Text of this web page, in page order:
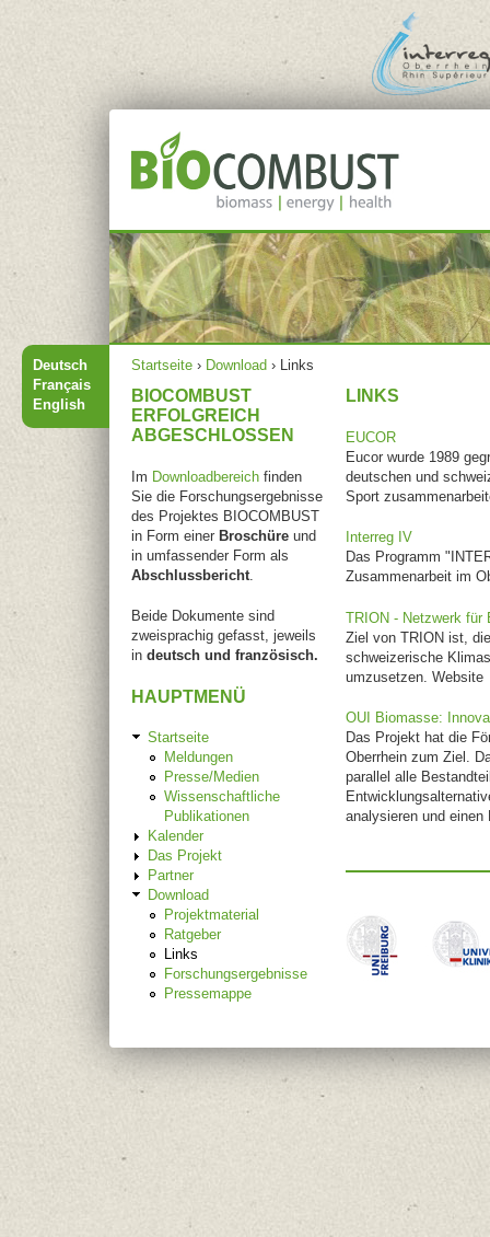
Jump to navigation
Sie sind hier
Startseite › Download › Links
LINKS
EUCOR
Eucor wurde 1989
deutschen und
Sport
Interreg IV
Das Programm
Zusammenarbeit im
TRION - Netzwerk für
Ziel von TRION ist,
schweizerische
umzusetzen. Website
OUI Biomasse:
Das Projekt hat die
Oberrhein zum Ziel.
parallel alle
analysieren und
BIOCOMBUST
ERFOLGREICH
ABGESCHLOSSEN
Im Downloadbereich finden
Sie die Forschungsergebnisse
des Projektes BIOCOMBUST
in Form einer Broschüre und
in umfassender Form als
Abschlussbericht
Beide Dokumente sind
zweisprachig gefasst, jeweils
in deutsch und französisch.
HAUPTMENÜ
Startseite
Meldungen
Presse/Medien
Wissenschaftliche
Publikationen
Kalender
Das Projekt
Partner
Download
Projektmaterial
Ratgeber
Links
Forschungsergebnisse
Pressemappe
Deutsch
Français
English